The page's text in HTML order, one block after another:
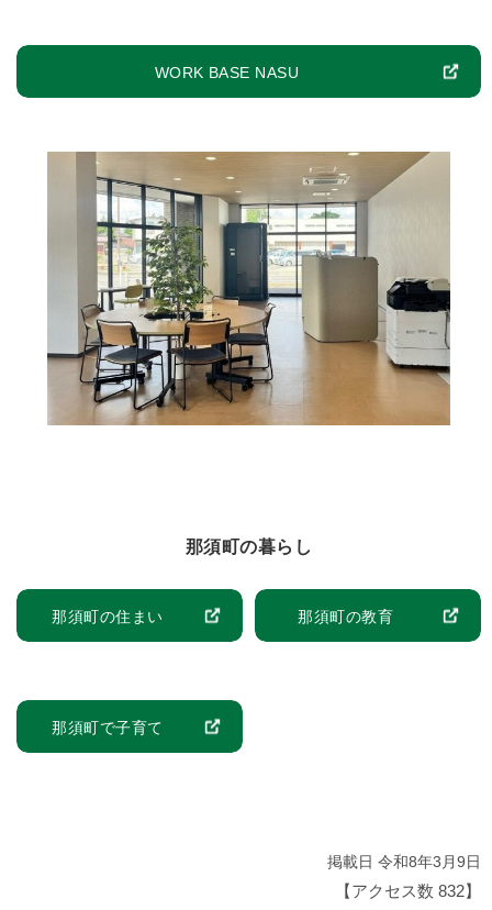
WORK BASE NASU
那須町の暮らし
那須町の住まい 那須町の教育
那須町で子育て
掲載日 令和8年3月9日
【アクセス数 832】